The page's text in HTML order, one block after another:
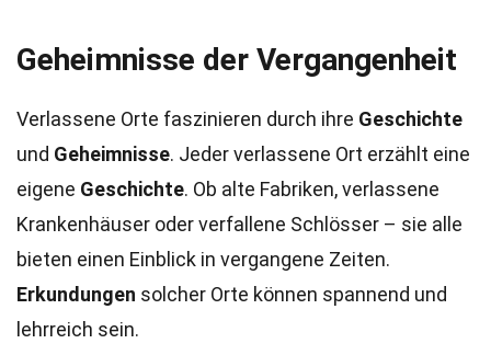
Geheimnisse der Vergangenheit
Verlassene Orte faszinieren durch ihre Geschichte
und Geheimnisse. Jeder verlassene Ort erzählt eine
eigene Geschichte. Ob alte Fabriken, verlassene
Krankenhäuser oder verfallene Schlösser – sie alle
bieten einen Einblick in vergangene Zeiten.
Erkundungen solcher Orte können spannend und
lehrreich sein.